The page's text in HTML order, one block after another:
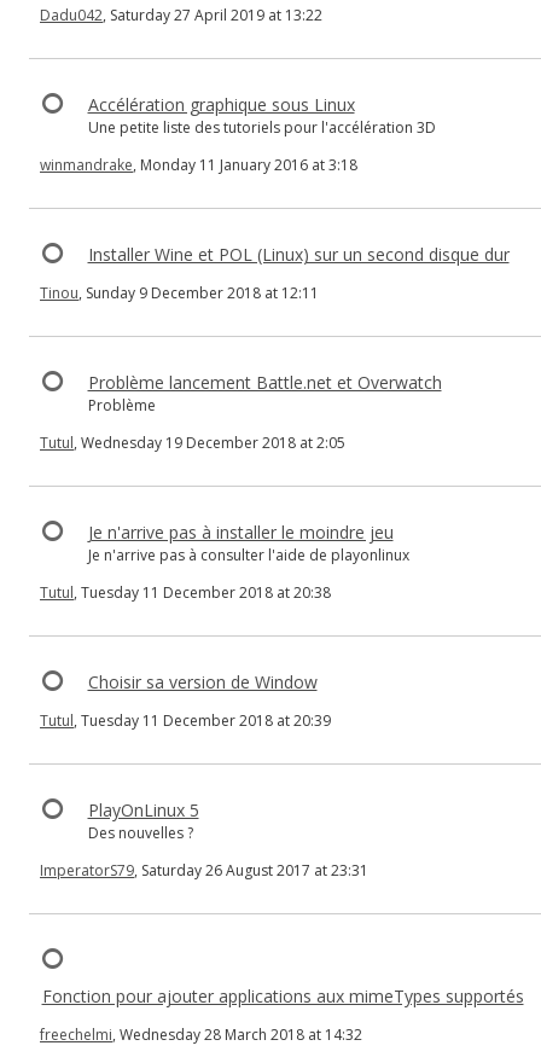
Dadu042, Saturday 27 April 2019 at 13:22
Accélération graphique sous Linux
Une petite liste des tutoriels pour l'accélération 3D
winmandrake, Monday 11 January 2016 at 3:18
Installer Wine et POL (Linux) sur un second disque dur
Tinou, Sunday 9 December 2018 at 12:11
Problème lancement Battle.net et Overwatch
Problème
Tutul, Wednesday 19 December 2018 at 2:05
Je n'arrive pas à installer le moindre jeu
Je n'arrive pas à consulter l'aide de playonlinux
Tutul, Tuesday 11 December 2018 at 20:38
Choisir sa version de Window
Tutul, Tuesday 11 December 2018 at 20:39
PlayOnLinux 5
Des nouvelles ?
ImperatorS79, Saturday 26 August 2017 at 23:31
Fonction pour ajouter applications aux mimeTypes supportés
freechelmi, Wednesday 28 March 2018 at 14:32